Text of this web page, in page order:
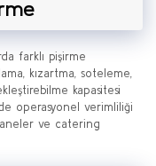
farklı pişirme
kızartma, soteleme,
kapasitesi
operasyonel verimliliği
ve catering